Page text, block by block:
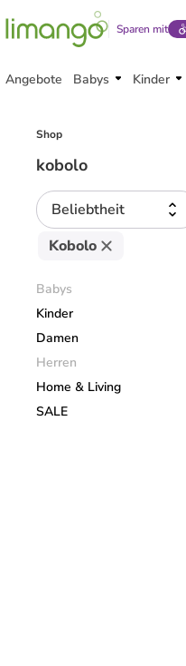
Sparen mit
Angebote Babys Kinder
Shop
kobolo
Beliebtheit
Kobolo
Babys
Kinder
Damen
Herren
Home & Living
SALE